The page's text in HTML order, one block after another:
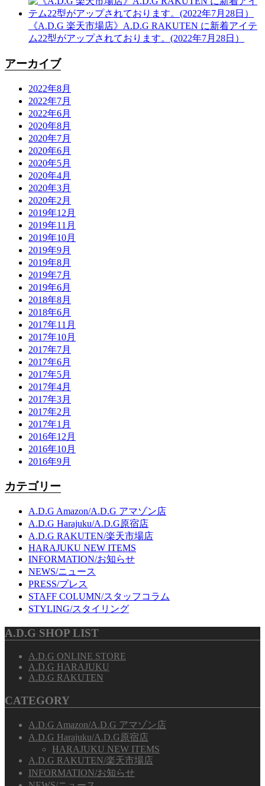
《A.D.G 楽天市場店》A.D.G RAKUTEN に新着アイテ
ム22型がアップされております。(2022年7月28日）
アーカイブ
2022年8月
2022年7月
2022年6月
2020年8月
2020年7月
2020年6月
2020年5月
2020年4月
2020年3月
2020年2月
2019年12月
2019年11月
2019年10月
2019年9月
2019年8月
2019年7月
2019年6月
2018年8月
2018年6月
2017年11月
2017年10月
2017年7月
2017年6月
2017年5月
2017年4月
2017年3月
2017年2月
2017年1月
2016年12月
2016年10月
2016年9月
カテゴリー
A.D.G Amazon/A.D.G アマゾン店
A.D.G Harajuku/A.D.G原宿店
A.D.G RAKUTEN/楽天市場店
HARAJUKU NEW ITEMS
INFORMATION/お知らせ
NEWS/ニュース
PRESS/プレス
STAFF COLUMN/スタッフコラム
STYLING/スタイリング
A.D.G SHOP LIST
A.D.G ONLINE STORE
A.D.G HARAJUKU
A.D.G RAKUTEN
CATEGORY
A.D.G Amazon/A.D.G アマゾン店
A.D.G Harajuku/A.D.G原宿店
HARAJUKU NEW ITEMS
A.D.G RAKUTEN/楽天市場店
INFORMATION/お知らせ